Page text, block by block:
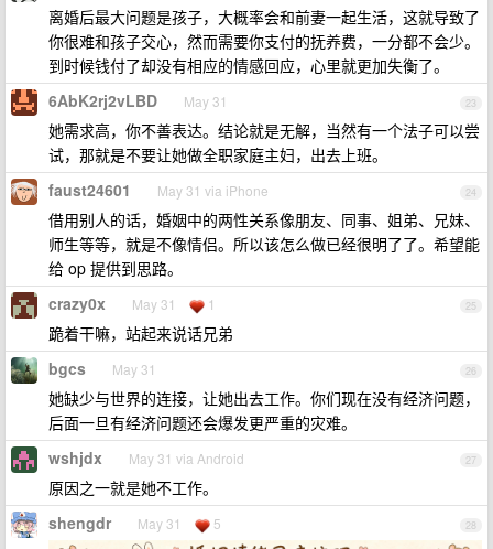
离婚后最大问题是孩子，大概率会和前妻一起生活，这就导致了
你很难和孩子交心，然而需要你支付的抚养费，一分都不会少。
到时候钱付了却没有相应的情感回应，心里就更加失衡了。
23
6AbK2rj2vLBD May 31
她需求高，你不善表达。结论就是无解，当然有一个法子可以尝
试，那就是不要让她做全职家庭主妇，出去上班。
24
faust24601 May 31 via iPhone
借用别人的话，婚姻中的两性关系像朋友、同事、姐弟、兄妹、
师生等等，就是不像情侣。所以该怎么做已经很明了了。希望能
给 op 提供到思路。
25
crazy0x May 31 1
跪着干嘛，站起来说话兄弟
26
bgcs May 31
她缺少与世界的连接，让她出去工作。你们现在没有经济问题，
后面一旦有经济问题还会爆发更严重的灾难。
27
wshjdx May 31 via Android
原因之一就是她不工作。
28
shengdr May 31 5